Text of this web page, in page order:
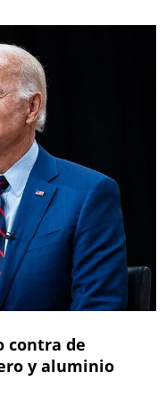
contra de
y aluminio